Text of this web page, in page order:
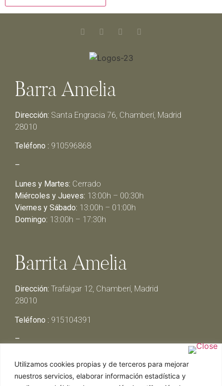
Utilizamos cookies propias y de terceros para mejorar
nuestros servicios, elaborar información estadística y
Barra Amelia
Dirección: Santa Engracia 76, Chamberí, Madrid
28010
Teléfono : 910596868
–
Lunes y Martes: Cerrado
Miércoles y Jueves: 13:00h – 00:30h
Viernes y Sábado: 13:00h – 01:00h
Domingo: 13:00h – 17:30h
Barrita Amelia
Dirección: Trafalgar 12, Chamberí, Madrid
28010
Teléfono : 915104391
–
Miércoles y Jueves:13:00h – 00:30h
Viernes y Sábado: 13:00h – 01:00h